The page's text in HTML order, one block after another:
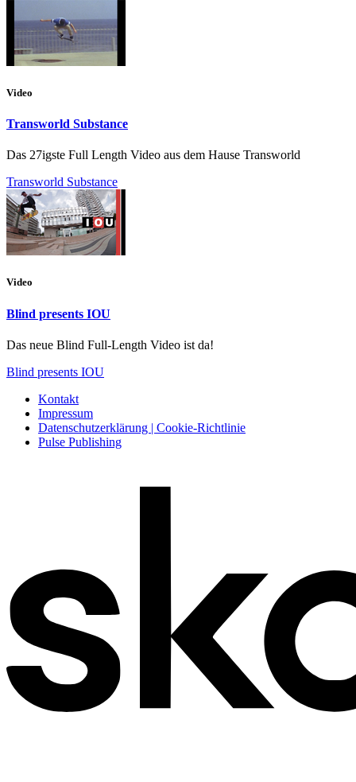
Video
Transworld Substance
Das 27igste Full Length Video aus dem Hause Transworld
Transworld Substance
Video
Blind presents IOU
Das neue Blind Full-Length Video ist da!
Blind presents IOU
Kontakt
Impressum
Datenschutzerklärung | Cookie-Richtlinie
Pulse Publishing